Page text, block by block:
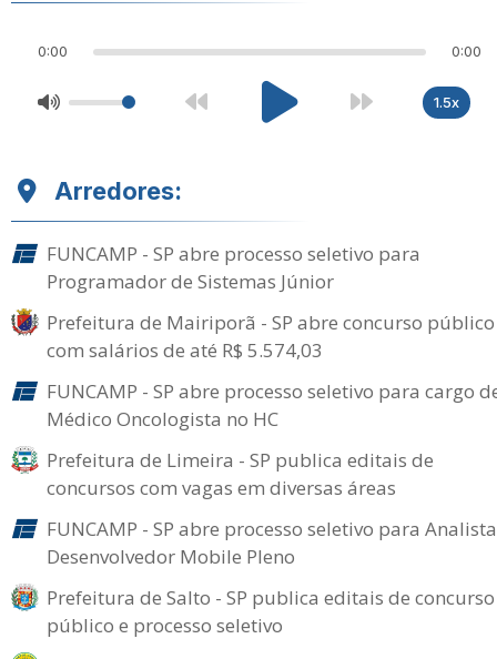
0:00 0:00
1.5x
Arredores:
FUNCAMP - SP abre processo seletivo para
Programador de Sistemas Júnior
Prefeitura de Mairiporã - SP abre concurso público
com salários de até R$ 5.574,03
FUNCAMP - SP abre processo seletivo para cargo
Médico Oncologista no HC
Prefeitura de Limeira - SP publica editais de
concursos com vagas em diversas áreas
FUNCAMP - SP abre processo seletivo para Analista
Desenvolvedor Mobile Pleno
Prefeitura de Salto - SP publica editais de concurso
público e processo seletivo